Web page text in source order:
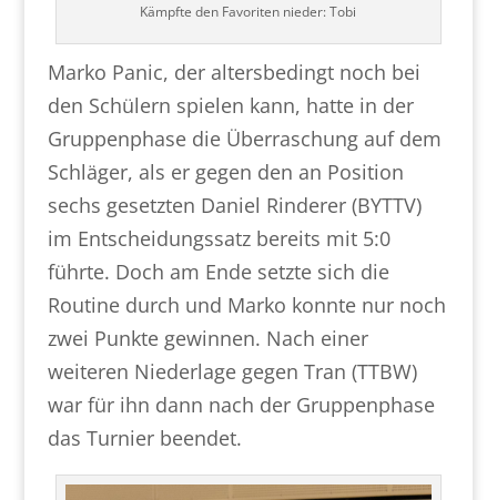
Kämpfte den Favoriten nieder: Tobi
Marko Panic, der altersbedingt noch bei
den Schülern spielen kann, hatte in der
Gruppenphase die Überraschung auf dem
Schläger, als er gegen den an Position
sechs gesetzten Daniel Rinderer (BYTTV)
im Entscheidungssatz bereits mit 5:0
führte. Doch am Ende setzte sich die
Routine durch und Marko konnte nur noch
zwei Punkte gewinnen. Nach einer
weiteren Niederlage gegen Tran (TTBW)
war für ihn dann nach der Gruppenphase
das Turnier beendet.